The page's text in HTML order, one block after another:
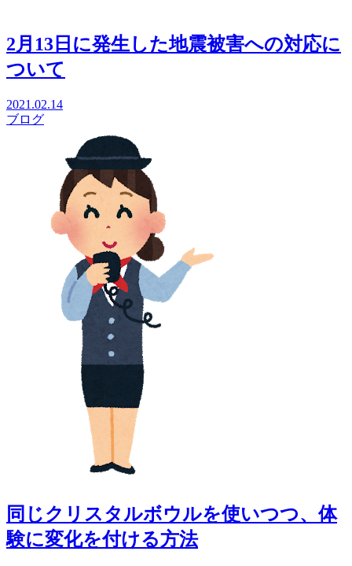
2月13日に発生した地震被害への対応に
ついて
2021.02.14
ブログ
同じクリスタルボウルを使いつつ、体
験に変化を付ける方法